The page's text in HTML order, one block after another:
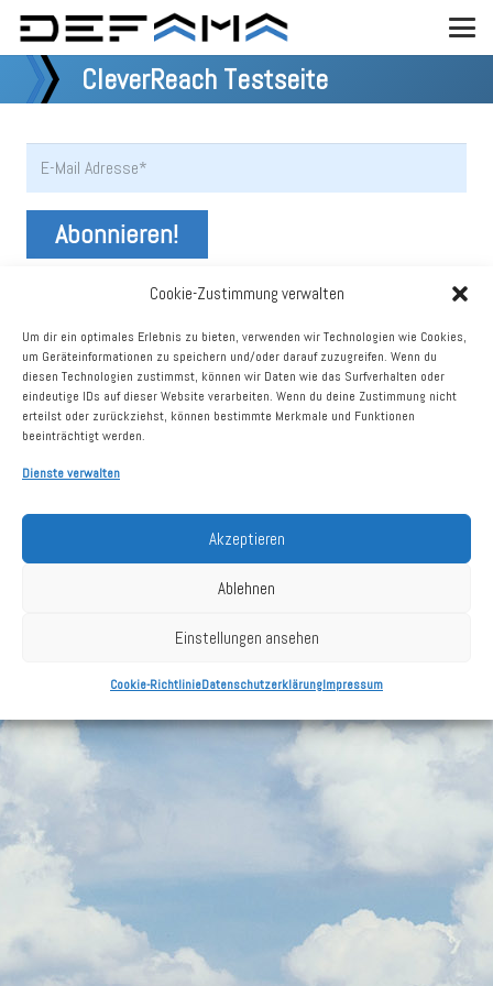
Cookie-Zustimmung verwalten
Um dir ein optimales Erlebnis zu bieten, verwenden wir Technologien wie Cookies,
um Geräteinformationen zu speichern und/oder darauf zuzugreifen. Wenn du
diesen Technologien zustimmst, können wir Daten wie das Surfverhalten oder
eindeutige IDs auf dieser Website verarbeiten. Wenn du deine Zustimmung nicht
erteilst oder zurückziehst, können bestimmte Merkmale und Funktionen
beeinträchtigt werden.
Dienste verwalten
Akzeptieren
Ablehnen
Einstellungen ansehen
Cookie-RichtlinieDatenschutzerklärungImpressum
CleverReach Testseite
Impressum
Datenschutzerklärung
Cookie-Richtlinie (EU)